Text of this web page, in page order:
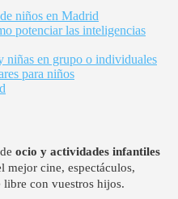
niños en Madrid
potenciar las inteligencias
niñas en grupo o individuales
para niños
ocio y actividades infantiles
mejor cine, espectáculos,
con vuestros hijos.